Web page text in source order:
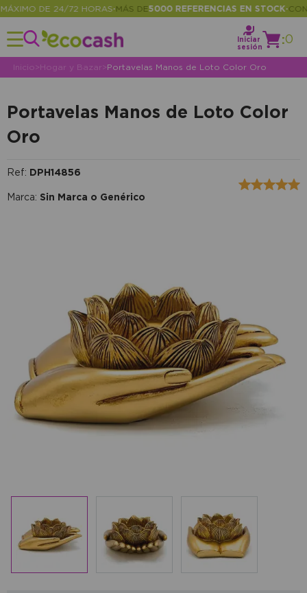
DE 24/72 HORAS•MÁS DE 5000 REFERENCIAS EN STOCK•
Iniciar
sesión
:0
Inicio>Hogar y Bazar>Portavelas Manos de Loto Color Oro
Portavelas Manos de Loto Color
Oro
Ref: DPH14856
Marca: Sin Marca o Genérico